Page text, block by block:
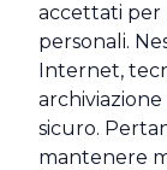
accettati per
personali.
Internet,
sicuro.
mantenere